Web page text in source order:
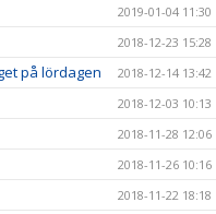
2019-01-04 11:30
2018-12-23 15:28
på lördagen 2018-12-14 13:42
2018-12-03 10:13
2018-11-28 12:06
2018-11-26 10:16
2018-11-22 18:18